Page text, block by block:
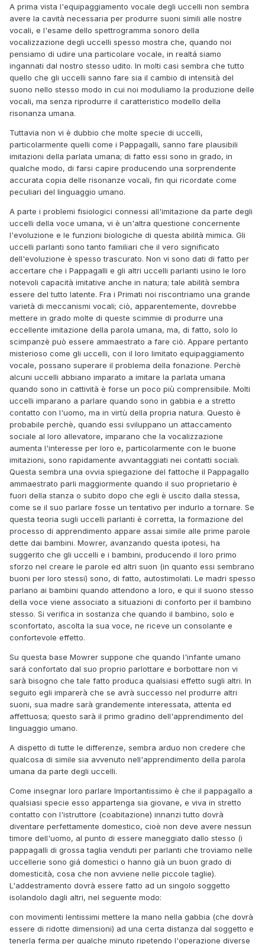
A prima vista l'equipaggiamento vocale degli uccelli non sembra
avere la cavità necessaria per produrre suoni simili alle nostre
vocali, e l'esame dello spettrogramma sonoro della
vocalizzazione degli uccelli spesso mostra che, quando noi
pensiamo di udire una particolare vocale, in realtá siamo
ingannati dal nostro stesso udito. In molti casi sembra che tutto
quello che gli uccelli sanno fare sia il cambio di intensità del
suono nello stesso modo in cui noi moduliamo la produzione delle
vocali, ma senza riprodurre il caratteristico modello della
risonanza umana.
Tuttavia non vi è dubbio che molte specie di uccelli,
particolarmente quelli come i Pappagalli, sanno fare plausibili
imitazioni della parlata umana; di fatto essi sono in grado, in
qualche modo, di farsi capire producendo una sorprendente
accurata copia delle risonanze vocali, fin qui ricordate come
peculiari del linguaggio umano.
A parte i problemi fisiologici connessi all'imitazione da parte degli
uccelli della voce umana, vi è un'altra questione concernente
l'evoluzione e le funzioni biologiche di questa abilità mimica. Gli
uccelli parlanti sono tanto familiari che il vero significato
dell'evoluzione è spesso trascurato. Non vi sono dati di fatto per
accertare che i Pappagalli e gli altri uccelli parlanti usino le loro
notevoli capacità imitative anche in natura; tale abilità sembra
essere del tutto latente. Fra i Primati noi riscontriamo una grande
varietà di meccanismi vocali; ciò, apparentemente, dovrebbe
mettere in grado molte di queste scimmie di produrre una
eccellente imitazione della parola umana, ma, di fatto, solo lo
scimpanzè può essere ammaestrato a fare ciò. Appare pertanto
misterioso come gli uccelli, con il loro limitato equipaggiamento
vocale, possano superare il problema della fonazione. Perchè
alcuni uccelli abbiano imparato a imitare la parlata umana
quando sono in cattività è forse un poco più comprensibile. Molti
uccelli imparano a parlare quando sono in gabbia e a stretto
contatto con l'uomo, ma in virtù della propria natura. Questo è
probabile perchè, quando essi sviluppano un attaccamento
sociale al loro allevatore, imparano che la vocalizzazione
aumenta l'interesse per loro e, particolarmente con le buone
imitazioni, sono rapidamente avvantaggiati nei contatti sociali.
Questa sembra una ovvia spiegazione del fattoche il Pappagallo
ammaestrato parli maggiormente quando il suo proprietario è
fuori della stanza o subito dopo che egli è uscito dalla stessa,
come se il suo parlare fosse un tentativo per indurlo a tornare. Se
questa teoria sugli uccelli parlanti è corretta, la formazione del
processo di apprendimento appare assai simile alle prime parole
dette dai bambini. Mowrer, avanzando questa ipotesi, ha
suggerito che gli uccelli e i bambini, producendo il loro primo
sforzo nel creare le parole ed altri suon (in quanto essi sembrano
buoni per loro stessi) sono, di fatto, autostimolati. Le madri spesso
parlano ai bambini quando attendono a loro, e qui il suono stesso
della voce viene associato a situazioni di conforto per il bambino
stesso. Si verifica in sostanza che quando il bambino, solo e
sconfortato, ascolta la sua voce, ne riceve un consolante e
confortevole effetto.
Su questa base Mowrer suppone che quando I'infante umano
sará confortato dal suo proprio parlottare e borbottare non vi
sarà bisogno che tale fatto produca qualsiasi effetto sugli altri. In
seguito egli imparerà che se avrà successo nel produrre altri
suoni, sua madre sarà grandemente interessata, attenta ed
affettuosa; questo sarà il primo gradino dell'apprendimento del
linguaggio umano.
A dispetto di tutte le differenze, sembra arduo non credere che
qualcosa di simile sia avvenuto nell'apprendimento della parola
umana da parte degli uccelli.
Come insegnar loro parlare Importantissimo è che il pappagallo a
qualsiasi specie esso appartenga sia giovane, e viva in stretto
contatto con l'istruttore (coabitazione) innanzi tutto dovrà
diventare perfettamente domestico, cioè non deve avere nessun
timore delI'uomo, al punto di essere maneggiato dallo stesso (i
pappagalli di grossa taglia venduti per parlanti che troviamo nelle
uccellerie sono giá domestici o hanno già un buon grado di
domesticità, cosa che non avviene nelle piccole taglie).
L'addestramento dovrà essere fatto ad un singolo soggetto
isolandolo dagli altri, nel seguente modo:
con movimenti lentissimi mettere la mano nella gabbia (che dovrà
essere di ridotte dimensioni) ad una certa distanza dal soggetto e
tenerla ferma per qualche minuto ripetendo l'operazione diverse